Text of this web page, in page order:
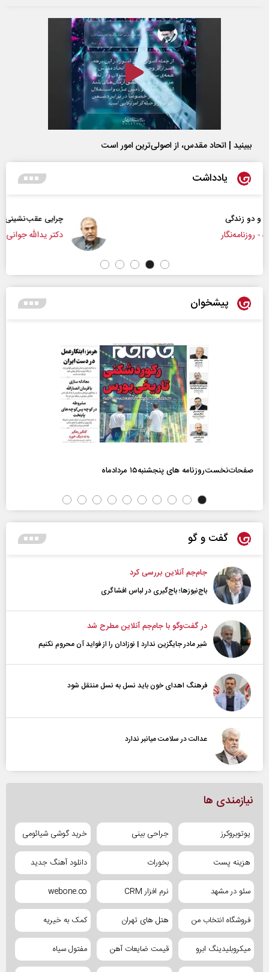
ببینید | اتحاد مقدس، از اصولی‌ترین امور است
یادداشت
چرایی عقب‌نشینی ترامپ؟
دکتر یدالله جوانی - تحلیلگر مسائل سیاسی
پیشخوان
صفحات‌نخست‌روزنامه ها‌ی پنجشنبه‌۱۵ مردادماه
گفت و گو
جام‌جم آنلاین بررسی کرد
باج‌نیوزها؛ باج‌گیری در لباس افشاگری
در گفت‌و‌گو با جام‌جم آنلاین مطرح شد
شیر مادر جایگزین ندارد | نوزادان را از فواید آن محروم نکنیم
فرهنگ اهدای خون باید نسل به نسل منتقل شود
عدالت در سلامت میانبر ندارد
نیازمندی ها
یوتوبروکرز جراحی بینی خرید گوشی شیائومی
هزینه پست بخورات دانلود آهنگ جدید
سئو در مشهد نرم افزار CRM webone.co
فروشگاه انتخاب من هتل های تهران کمک به خیریه
میکروبلیدینگ ابرو قیمت ضایعات آهن مفتول سیاه